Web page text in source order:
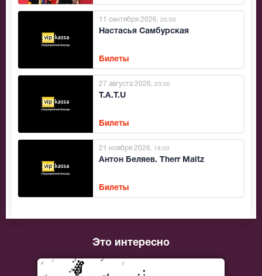
Настасья Самбурская
11 сентября 2026 , 20:00
Билеты
T.A.T.U
27 августа 2026 , 20:00
Билеты
Антон Беляев. Therr Maitz
21 ноября 2026 , 19:00
Билеты
Это интересно